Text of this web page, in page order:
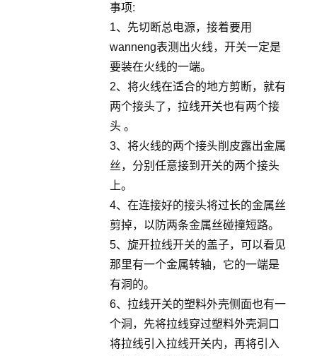
事项:
1、先切断总电源，接着要用
wanneng表测出火线，开关一定是
要装在火线的一端。
2、将火线在适合的地方剪断，就有
两个接头了，拉线开关也有两个接
头 。
3、将火线的两个接头削皮露出金属
丝，分别任意接到开关的两个接头
上。
4、在连接好的接头将过长的金属丝
剪掉，以防两条金属丝碰撞短路。
5、旋开拉线开关的盖子，可以看见
那里有一个金属转轴，它的一端是
有洞的。
6、拉线开关的塑料外壳侧面也有一
个洞，先将拉线穿过塑料外壳洞口
将拉线引入拉线开关内，再将引入